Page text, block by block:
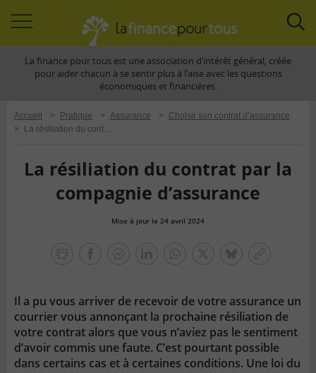
àLa finance pour tous est une association d’intérêt général, créée
pour aider chacun à se sentir plus à l’aise avec les questions
économiques et financières.
Accueil > Pratique > Assurance >
Choisir son contrat d’assurance
>
La résiliation du contrat par la compagnie d’assurance
La résiliation du contrat par la
compagnie d’assurance
Mise à jour le 24 avril 2024
Il a pu vous arriver de recevoir de votre assurance un
courrier vous annonçant la prochaine résiliation de
votre contrat alors que vous n’aviez pas le sentiment
d’avoir commis une faute. C’est pourtant possible
dans certains cas et à certaines conditions. Une loi du